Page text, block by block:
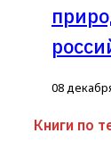
08
Книги по